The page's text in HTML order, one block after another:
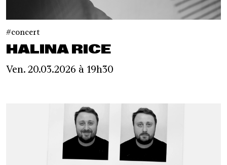
concert
HALINA RICE
Ven. 20.03.2026 à 19h30